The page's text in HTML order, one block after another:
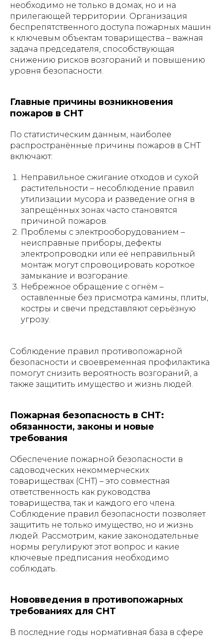
необходимо не только в домах, но и на
прилегающей территории. Организация
беспрепятственного доступа пожарных машин
к ключевым объектам товарищества – важная
задача председателя, способствующая
снижению рисков возгораний и повышению
уровня безопасности.
Главные причины возникновения
пожаров в СНТ
По статистическим данным, наиболее
распространённые причины пожаров в СНТ
включают:
Неправильное сжигание отходов и сухой
растительности – несоблюдение правил
утилизации мусора и разведение огня в
запрещённых зонах часто становятся
причиной пожаров.
Проблемы с электрооборудованием –
неисправные приборы, дефекты
электропроводки или её неправильный
монтаж могут спровоцировать короткое
замыкание и возгорание.
Небрежное обращение с огнём –
оставленные без присмотра камины, плиты,
костры и свечи представляют серьёзную
угрозу.
Соблюдение правил противопожарной
безопасности и своевременная профилактика
помогут снизить вероятность возгораний, а
также защитить имущество и жизнь людей.
Пожарная безопасность в СНТ:
обязанности, законы и новые
требования
Обеспечение пожарной безопасности в
садоводческих некоммерческих
товариществах (СНТ) – это совместная
ответственность как руководства
товарищества, так и каждого его члена.
Соблюдение правил безопасности позволяет
защитить не только имущество, но и жизнь
людей. Рассмотрим, какие законодательные
нормы регулируют этот вопрос и какие
ключевые предписания необходимо
соблюдать.
Нововведения в противопожарных
требованиях для СНТ
В последние годы нормативная база в сфере